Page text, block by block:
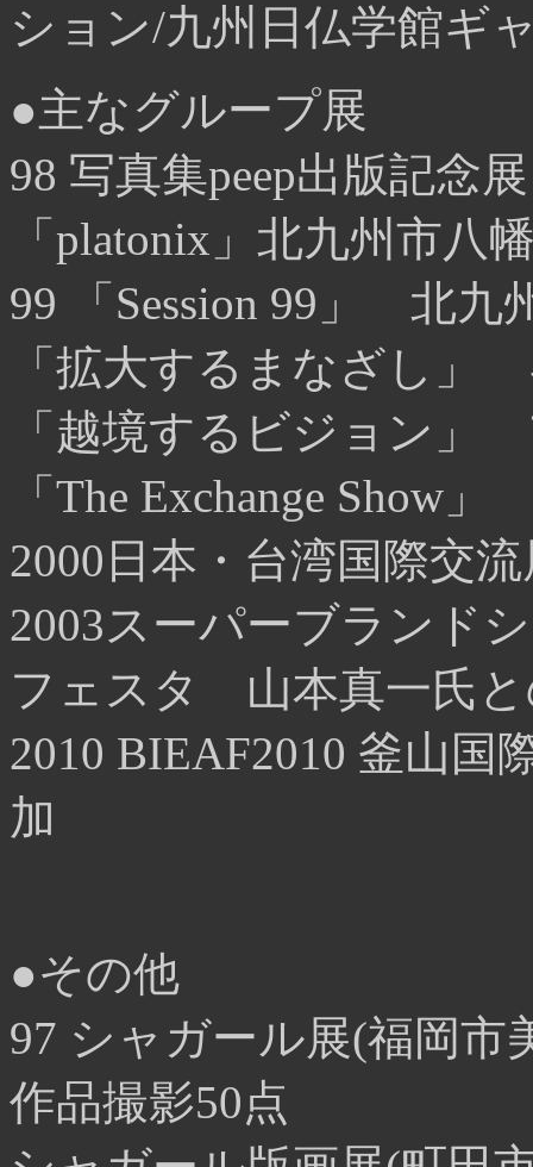
ション/九州日仏学館ギ
●主なグループ展
98 写真集peep出版記念
「platonix」北九州市八
99 「Session 99」 北九
「拡大するまなざし」
「越境するビジョン」
「The Exchange Show
2000日本・台湾国際交
2003スーパーブランド
フェスタ 山本真一氏と
2010 BIEAF2010 釜山
加
●その他
97 シャガール展(福岡市
作品撮影50点